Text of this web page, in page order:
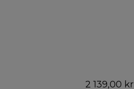
2 139,00 kr